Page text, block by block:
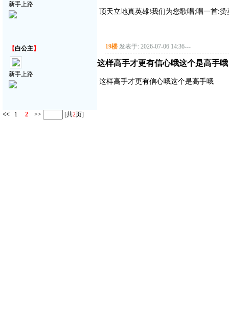
新手上路
顶天立地真英雄!我们为您歌唱;唱一首:
【白公主】
新手上路
19楼 发表于: 2026-07-06 14:36---
这样高手才更有信心哦这个是高手哦
这样高手才更有信心哦这个是高手哦
<< 1 2 >> [共2页]